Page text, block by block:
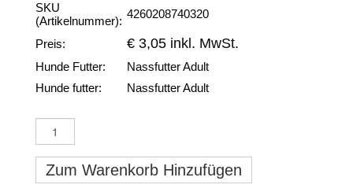
SKU
(Artikelnummer):
4260208740320
Preis: € 3,05 inkl. MwSt.
Hunde Futter:
Nassfutter Adult
Hunde futter:
Nassfutter Adult
Zum Warenkorb Hinzufügen